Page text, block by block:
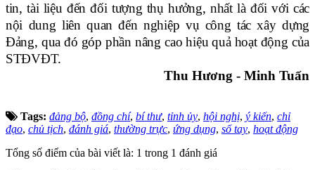
tin, tài liệu đến đối tượng thụ hưởng, nhất là đối với các
nội dung liên quan đến nghiệp vụ công tác xây dựng
Đảng, qua đó góp phần nâng cao hiệu quả hoạt động của
STĐVĐT.
Thu Hương - Minh Tuấn
Tags: đảng bộ, đồng chí, bí thư, tỉnh ủy, hội nghị, ý kiến, chỉ
đạo, chủ tịch, đánh giá, thường trực, ứng dụng, sổ tay, hoạt động
Tổng số điểm của bài viết là: 1 trong 1 đánh giá